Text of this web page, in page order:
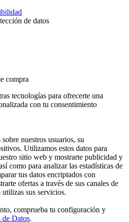
de datos
compra
tecnologías para ofrecerte una
con tu consentimiento
nuestros usuarios, su
Utilizamos estos datos para
sitio web y mostrarte publicidad y
como para analizar las estadísticas de
tus datos encriptados con
ofertas a través de sus canales de
sus servicios.
comprueba tu configuración y
de Datos.